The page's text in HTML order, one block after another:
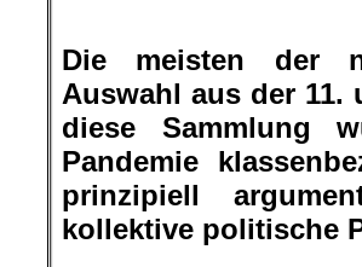
Die meisten der
Auswahl aus der 11.
diese Sammlung
Pandemie
prinzipiell
kollektive politische